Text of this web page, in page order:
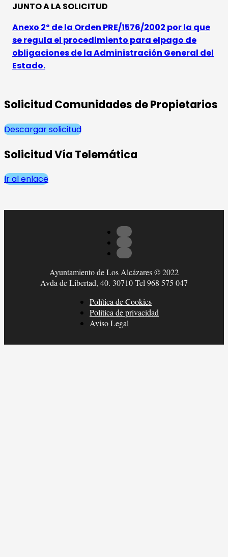
JUNTO A LA SOLICITUD
Anexo 2º de la Orden PRE/1576/2002 por la que
se regula el procedimiento para elpago de
obligaciones de la Administración General del
Estado.
Solicitud Comunidades de Propietarios
Descargar solicitud
Solicitud Vía Telemática
Ir al enlace
Ayuntamiento de Los Alcázares © 2022
Avda de Libertad, 40. 30710 Tel 968 575 047
Política de Cookies
Política de privacidad
Aviso Legal